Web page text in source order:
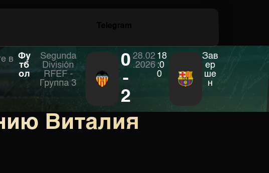
в Фу
тб
ол
Segunda
División
RFEF -
Группа 3
0
-
2
28.02
.2026
18
:0
0
Зав
ер
ше
н
Виталия